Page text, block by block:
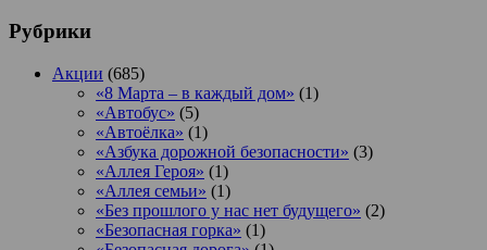
Рубрики
Акции (685)
«8 Марта – в каждый дом» (1)
«Автобус» (5)
«Автоёлка» (1)
«Азбука дорожной безопасности» (3)
«Аллея Героя» (1)
«Аллея семьи» (1)
«Без прошлого у нас нет будущего» (2)
«Безопасная горка» (1)